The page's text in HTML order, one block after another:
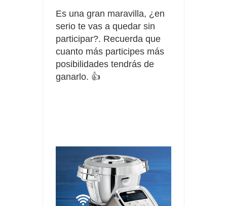
Es una gran maravilla, ¿en
serio te vas a quedar sin
participar?. Recuerda que
cuanto más participes más
posibilidades tendrás de
ganarlo. 👍